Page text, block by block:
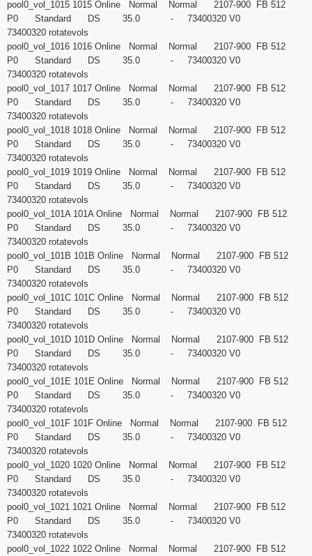
pool0_vol_1015 1015 Online Normal Normal 2107-900 FB 512
P0 Standard DS 35.0 - 73400320 V0
73400320 rotatevols
pool0_vol_1016 1016 Online Normal Normal 2107-900 FB 512
P0 Standard DS 35.0 - 73400320 V0
73400320 rotatevols
pool0_vol_1017 1017 Online Normal Normal 2107-900 FB 512
P0 Standard DS 35.0 - 73400320 V0
73400320 rotatevols
pool0_vol_1018 1018 Online Normal Normal 2107-900 FB 512
P0 Standard DS 35.0 - 73400320 V0
73400320 rotatevols
pool0_vol_1019 1019 Online Normal Normal 2107-900 FB 512
P0 Standard DS 35.0 - 73400320 V0
73400320 rotatevols
pool0_vol_101A 101A Online Normal Normal 2107-900 FB 512
P0 Standard DS 35.0 - 73400320 V0
73400320 rotatevols
pool0_vol_101B 101B Online Normal Normal 2107-900 FB 512
P0 Standard DS 35.0 - 73400320 V0
73400320 rotatevols
pool0_vol_101C 101C Online Normal Normal 2107-900 FB 512
P0 Standard DS 35.0 - 73400320 V0
73400320 rotatevols
pool0_vol_101D 101D Online Normal Normal 2107-900 FB 512
P0 Standard DS 35.0 - 73400320 V0
73400320 rotatevols
pool0_vol_101E 101E Online Normal Normal 2107-900 FB 512
P0 Standard DS 35.0 - 73400320 V0
73400320 rotatevols
pool0_vol_101F 101F Online Normal Normal 2107-900 FB 512
P0 Standard DS 35.0 - 73400320 V0
73400320 rotatevols
pool0_vol_1020 1020 Online Normal Normal 2107-900 FB 512
P0 Standard DS 35.0 - 73400320 V0
73400320 rotatevols
pool0_vol_1021 1021 Online Normal Normal 2107-900 FB 512
P0 Standard DS 35.0 - 73400320 V0
73400320 rotatevols
pool0_vol_1022 1022 Online Normal Normal 2107-900 FB 512